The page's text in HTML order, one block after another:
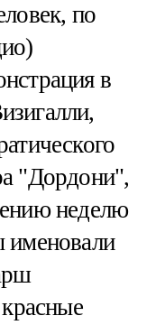
по
в
"Дордони",
неделю
именовали